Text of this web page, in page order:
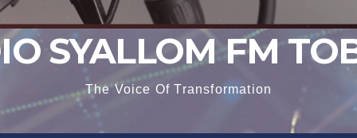
SYALLOM FM
The Voice Of Transformation